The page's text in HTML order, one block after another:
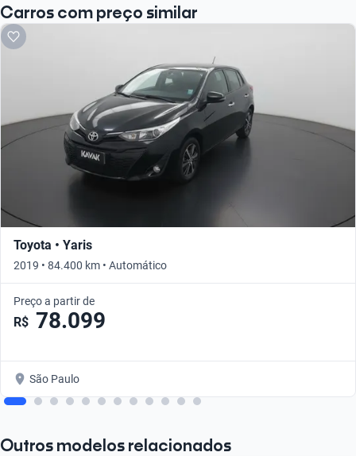
Carros com preço similar
Toyota • Yaris
2019 • 84.400 km • Automático
Preço a partir de
R$ 78.099
São Paulo
Outros modelos relacionados